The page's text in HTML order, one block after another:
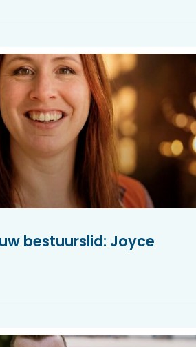
bestuurslid: Joyce